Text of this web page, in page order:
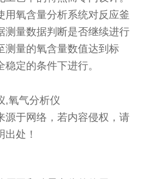
用氧含量分析系统对反应釜
测量数据判断是否继续进行
测量的氧含量数值达到标
定的条件下进行。
,氧气分析仪
源于网络，若内容侵权，请
处！